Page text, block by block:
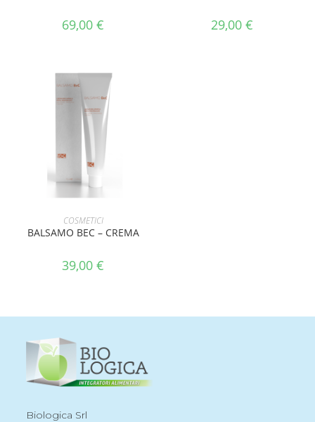
69,00€ 29,00 €
AGGIUNGI AL CARRELLO
COSMETICI
BALSAMO BEC – CREMA
39,00€
Biologica Srl